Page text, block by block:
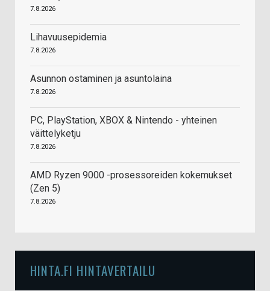
7.8.2026
Lihavuusepidemia
7.8.2026
Asunnon ostaminen ja asuntolaina
7.8.2026
PC, PlayStation, XBOX & Nintendo - yhteinen
väittelyketju
7.8.2026
AMD Ryzen 9000 -prosessoreiden kokemukset
(Zen 5)
7.8.2026
HINTA.FI HINTAVERTAILU